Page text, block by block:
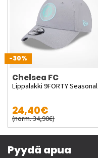
-30%
Chelsea FC
Lippalakki 9FORTY Seasonal
24,40€
(norm. 34,90€)
Pyydä apua